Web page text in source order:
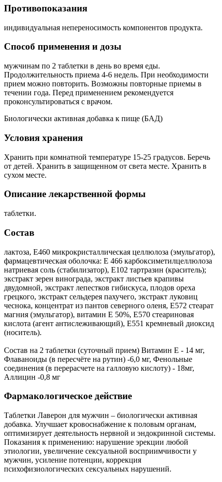
Противопоказания
индивидуальная непереносимость компонентов продукта.
Способ применения и дозы
мужчинам по 2 таблетки в день во время еды.
Продолжительность приема 4-6 недель. При необходимости
прием можно повторить. Возможны повторные приемы в
течении года. Перед применением рекомендуется
проконсультироваться с врачом.
Биологически активная добавка к пище (БАД)
Условия хранения
Хранить при комнатной температуре 15-25 градусов. Беречь
от детей. Хранить в защищенном от света месте. Хранить в
сухом месте.
Описание лекарственной формы
таблетки.
Состав
лактоза, Е460 микрокристаллическая целлюлоза (эмульгатор),
фармацевтическая оболочка: Е 466 карбоксиметилцеллюлоза
натриевая соль (стабилизатор), Е102 тартразин (краситель);
экстракт зерен винограда, экстракт листьев крапивы
двудомной, экстракт лепестков гибискуса, плодов ореха
грецкого, экстракт сельдерея пахучего, экстракт луковиц
чеснока, концентрат из пантов северного оленя, Е572 стеарат
магния (эмульгатор), витамин Е 50%, Е570 стеариновая
кислота (агент антислеживающий), Е551 кремневый диоксид
(носитель).
Состав на 2 таблетки (суточный прием) Витамин Е - 14 мг,
Флаваноиды (в пересчёте на рутин) -6,0 мг, Фенольные
соединения (в перерасчете на галловую кислоту) - 18мг,
Аллицин -0,8 мг
Фармакологическое действие
Таблетки Лаверон для мужчин – биологически активная
добавка. Улучшает кровоснабжение к половым органам,
оптимизирует деятельность нервной и эндокринной системы.
Показания к применению: нарушение эрекции любой
этиологии, увеличение сексуальной восприимчивости у
мужчин, усиление потенции, коррекция
психофизиологических сексуальных нарушений.